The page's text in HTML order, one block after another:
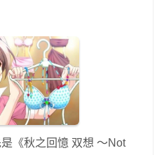
《秋之回憶 双想 ～Not